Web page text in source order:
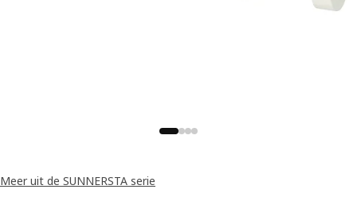
Meer uit de SUNNERSTA serie